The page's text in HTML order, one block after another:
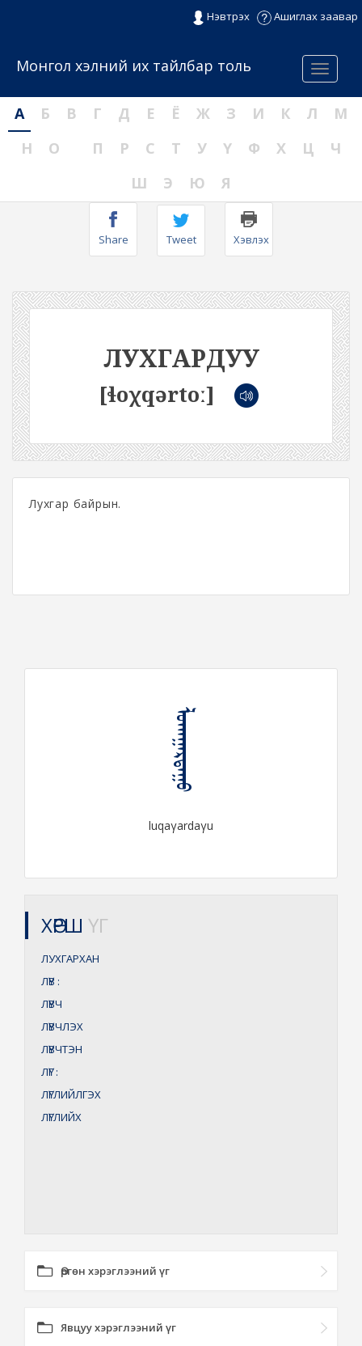
Нэвтрэх Ашиглах заавар
Menu
Монгол хэлний их тайлбар толь
А Б В Г Д Е Ё Ж З И К Л
М
Н
О П Р С Т У Ү Ф Х Ц
Ч
Ш
Э Ю Я
Share Tweet Хэвлэх
ЛУХГАРДУУ
[ɬoχqərtoː]
Лухгар байрын.
ᠯᠤᠬᠠᠭᠠᠷᠳᠠᠭᠤ
luqaγardaγu
ХӨРШ ҮГ
ЛУХГАРХАН
ЛҮВ :
ЛҮВЧ
ЛҮВЧЛЭХ
ЛҮВЧТЭН
ЛҮГ:
ЛҮГЛИЙЛГЭХ
ЛҮГЛИЙХ
Өргөн хэрэглээний үг
Явцуу хэрэглээний үг